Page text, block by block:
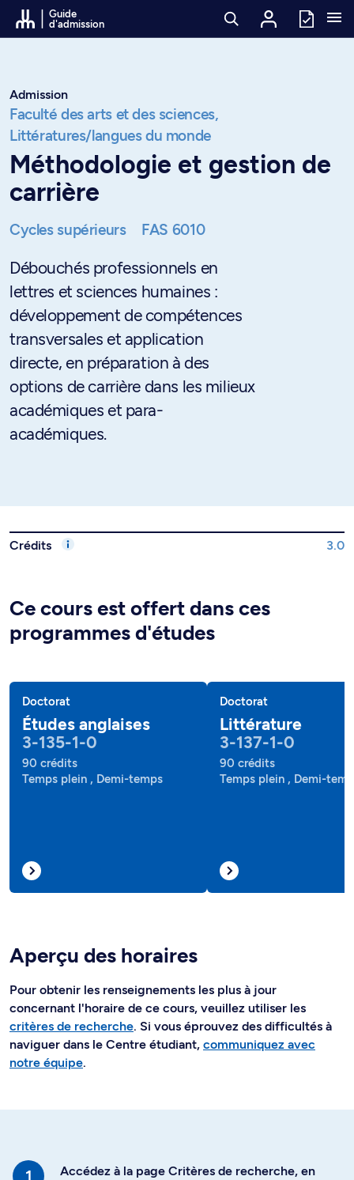
Passer au contenu
Guide
d'admission
Admission
Faculté des arts et des sciences,
Littératures/langues du monde
Méthodologie et gestion de
carrière
Cycles supérieurs FAS 6010
Débouchés professionnels en
lettres et sciences humaines :
développement de compétences
transversales et application
directe, en préparation à des
options de carrière dans les milieux
académiques et para-
académiques.
Crédits 3.0
Ce cours est offert dans ces
programmes d'études
Doctorat
Études anglaises
3-135-1-0
90 crédits
Temps plein , Demi-temps
Doctorat
Littérature
3-137-1-0
90 crédits
Temps plein , Demi-
Aperçu des horaires
Pour obtenir les renseignements les plus à jour
concernant l'horaire de ce cours, veuillez utiliser les
critères de recherche. Si vous éprouvez des difficultés à
naviguer dans le Centre étudiant, communiquez avec
notre équipe.
Accédez à la page Critères de recherche, en